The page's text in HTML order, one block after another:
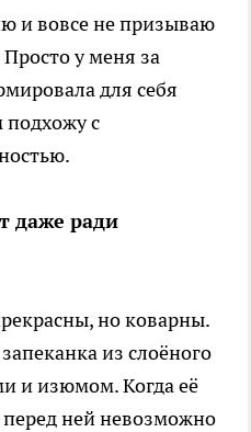
и вовсе не призываю
у меня за
для себя
с
даже ради
но коварны.
из слоёного
и изюмом. Когда её
ней невозможно